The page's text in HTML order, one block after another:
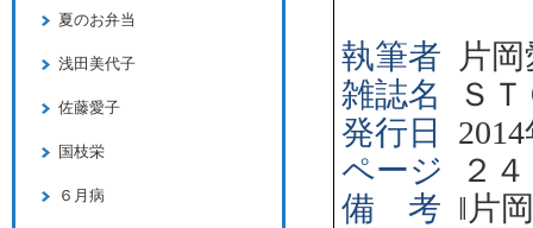
執筆者
片
雑誌名
Ｓ
発行日
2014
ページ
２
備 考 ‖ 片
夏のお弁当
浅田美代子
佐藤愛子
国枝栄
６月病